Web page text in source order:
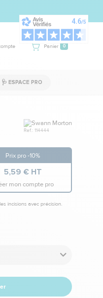
Panier 0
🩺 ESPACE PRO
Marque
Ref.: 114444
Prix pro -10%
5,59 € HT
mon compte pro
incisions avec précision.